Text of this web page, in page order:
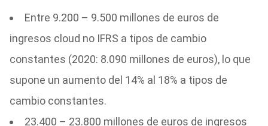
Entre 9.200 – 9.500 millones de euros de
ingresos cloud no IFRS a tipos de cambio
constantes (2020: 8.090 millones de euros), lo que
supone un aumento del 14% al 18% a tipos de
cambio constantes.
23.400 – 23.800 millones de euros de ingresos